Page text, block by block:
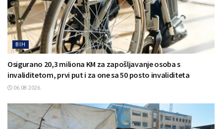
BIH
Osigurano 20,3 miliona KM za zapošljavanje osoba s
invaliditetom, prvi put i za one sa 50 posto invaliditeta
06.08.2026.